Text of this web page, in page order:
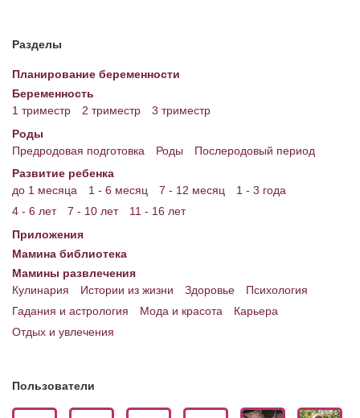
Календарь беременности
МАМИНА БИБЛИОТЕКА
Имена. Святцы
Энциклопедия беременных
Мамина энциклопедия
СЕРВИСЫ И ПРИЛОЖЕНИЯ
Сервис. Оценка роста и веса ребенка
Полезные ссылки
НОВОСТИ ЛОПОТУНА
Разделы
Планирование беременности
Беременность
1 триместр
2 триместр
3 триместр
Роды
Предродовая подготовка
Роды
Послеродовый период
Развитие ребенка
до 1 месяца
1 - 6 месяц 7 - 12 месяц
1 - 3 года
4 - 6 лет
7 - 10 лет
11 - 16 лет
Приложения
Мамина библиотека
Мамины развлечения
Кулинария
Истории из жизни Здоровье
Психология
Гадания и астрология
Мода и красота
Карьера
Отдых и увлечения
Пользователи